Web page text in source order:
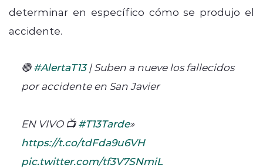
determinar en específico cómo se produjo el
accidente.
🔴#AlertaT13| Suben a nueve los fallecidos
por accidente en San Javier
EN VIVO 📺#T13Tarde»
https://t.co/tdFda9u6VH
pic.twitter.com/tf3V7SNmiL